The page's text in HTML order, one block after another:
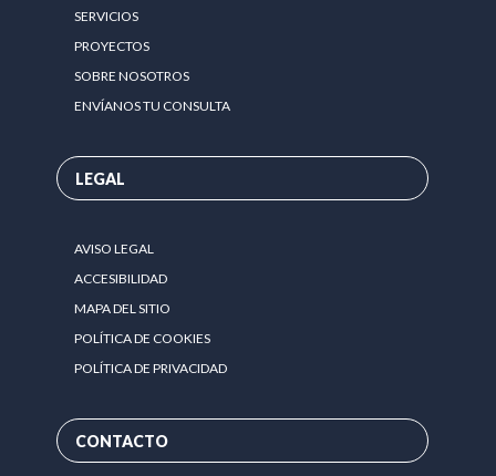
SERVICIOS
PROYECTOS
SOBRE NOSOTROS
ENVÍANOS TU CONSULTA
LEGAL
AVISO LEGAL
ACCESIBILIDAD
MAPA DEL SITIO
POLÍTICA DE COOKIES
POLÍTICA DE PRIVACIDAD
CONTACTO